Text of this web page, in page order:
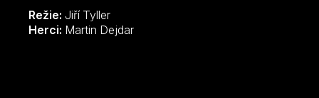
jeho proměny. Na jejím počátku většinou stojí
nesprávné chování dítěte vůči ostatním.
Jednotlivé příběhy expresivně namlouvá herec Martin
Režie: Jiří Tyller
Herci: Martin Dejdar